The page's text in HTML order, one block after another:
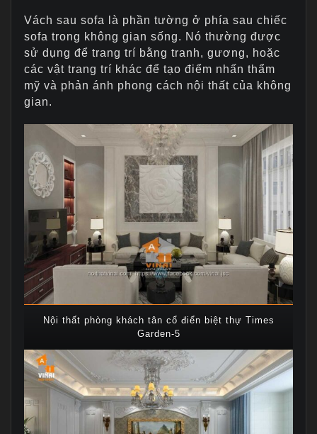
Vách sau sofa là phần tường ở phía sau chiếc
sofa trong không gian sống. Nó thường được
sử dụng để trang trí bằng tranh, gương, hoặc
các vật trang trí khác để tạo điểm nhấn thẩm
mỹ và phản ánh phong cách nội thất của không
gian.
Nội thất phòng khách tân cổ điển biệt thự Times
Garden-5